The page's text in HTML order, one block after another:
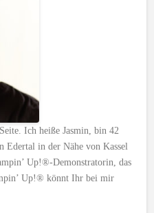
Ich heiße Jasmin, bin 42
Edertal in der Nähe von Kassel
Up!®-Demonstratorin, das
Up!® könnt Ihr bei mir